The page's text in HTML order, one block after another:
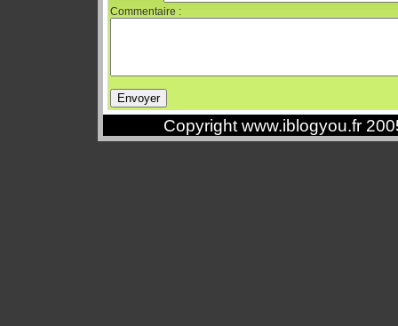
Commentaire :
Copyright www.iblogyou.fr